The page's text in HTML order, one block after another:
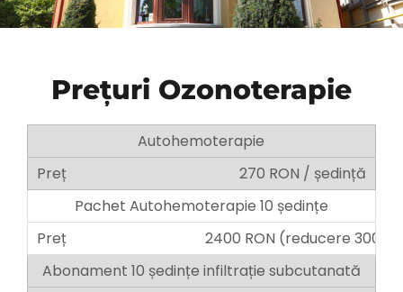
Servicii
Prețuri
Analize medicale
Pachete corporate
Prețuri Ozonoterapie
Autohemoterapie
270 RON / ședință
Pachet Autohemoterapie 10 ședințe
2400 RON (reducere 300
Abonament 10 ședințe infiltrație subcutanată